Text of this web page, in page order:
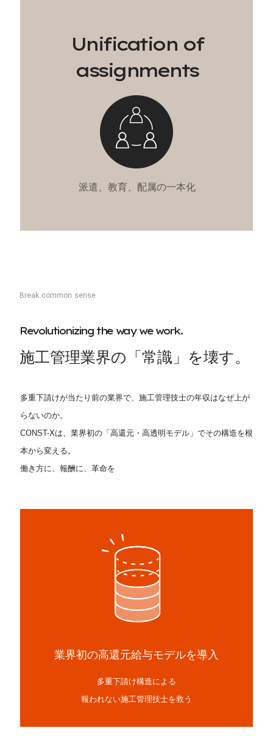
Unification of
assignments
派遣 教育、 配属の一本化
Brea k common sense
Revolutionizing the way we work.
施工管理業界の 「 常識 」 を壊す。
多重下請けが当たり前の業界で、施工管理技士の年収はなぜ上が
らないのか。
CONST-Xは、業界初の「高還元・高透明モデル」でその構造を根
本から変える。
働き方に、報酬に、革命を
業界初の高還元給与モデルを導入
多重下請け構造による
報われない施工管理技士を救う